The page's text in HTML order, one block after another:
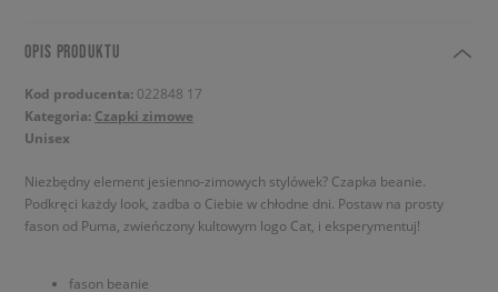
OPIS PRODUKTU
Kod producenta: 022848 17
Kategoria: Czapki zimowe
Unisex
Niezbędny element jesienno-zimowych stylówek? Czapka beanie.
Podkręci każdy look, zadba o Ciebie w chłodne dni. Postaw na prosty
fason od Puma, zwieńczony kultowym logo Cat, i eksperymentuj!
fason beanie